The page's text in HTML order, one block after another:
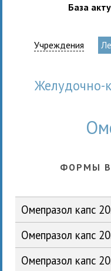
База
Учреждения
ФОРМЫ
Омепразол капс
Омепразол капс
Омепразол капс